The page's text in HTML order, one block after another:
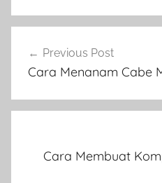
pos
Previous Post
Cara Menanam Cabe
Cara Membuat